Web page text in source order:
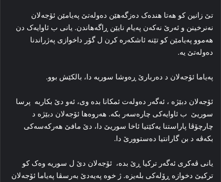
تێ زانین کو هه‌تا هنده‌ک ده‌زگه‌هێن ده‌وله‌تێ په‌یامێن ئۆجەلان
نه‌نرخینن‌ و ئه‌رێ نه‌که‌ن په‌یام نایێن ڕاگەهاندن. یانی ب ئاوایه‌ک دن
هه‌موو په‌یامێن کو تێنه‌ ئاشکه‌ره‌ کرن ل گۆر داخوازی په‌ژراندنا
ده‌وله‌تێ یه‌.
په‌یاما ئۆجەلان د ده‌ربارێ ڕه‌وشا سوریه‌ دا، بالکێش بوو.
ئۆجەلان دبێژه‌ ، ئه‌گه‌ر ده‌وله‌ت ئمکانا بدە وی، ئه‌و دێ بكاربە پرسا
سوریێ ب ئاوایه‌کی چاره‌سه‌ر بکه‌. هه‌روه‌ها ئۆجەلان دبێژه‌ د
چارچۆڤا پاراستنا یه‌کێتیا ئاخا سوریێ دا، دێ مافێ هه‌رکه‌سه‌کی
بکه‌ڤه‌ د بن گارانتیا ده‌ستوورێ دا.
یانی ڤه‌کری ئه‌گه‌ر ترکیا ڕێ بده، ‌ ئۆجەلان دێ ل سوریه‌ وه‌ک کو
ترکیێ‌ دخوازه‌ ڕۆله‌کی بله‌یزه‌. ژ خوه‌ پەیەدێ به‌رسڤا په‌یاما ئۆجەلان